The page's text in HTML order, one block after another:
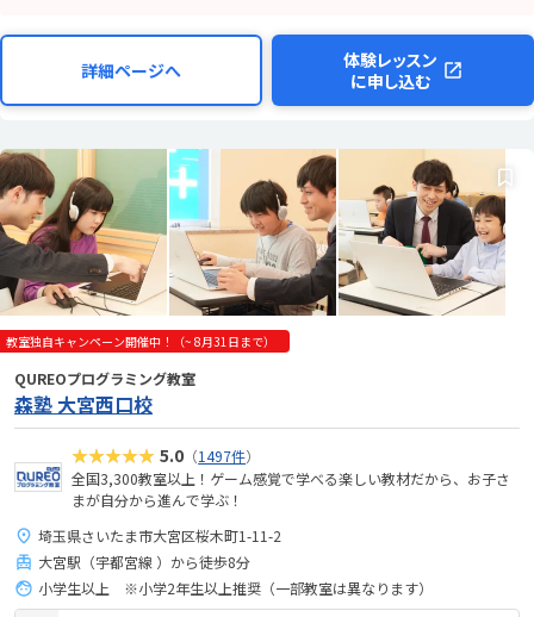
詳細ページへ
体験レッスン
に申し込む
教室独自キャンペーン開催中！（~ 8月31日まで）
QUREOプログラミング教室
森塾 大宮西口校
★★★★★ 5.0 （1497件）
全国3,300教室以上！ゲーム感覚で学べる楽しい教材だから、お子さ
まが自分から進んで学ぶ！
埼玉県さいたま市大宮区桜木町1-11-2
大宮駅（宇都宮線 ）から徒歩8分
小学生以上 ※小学2年生以上推奨（一部教室は異なります）